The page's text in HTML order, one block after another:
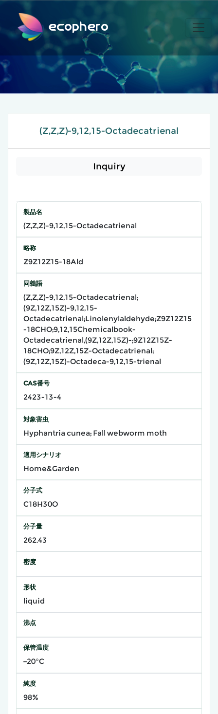
ecophero
(Z,Z,Z)-9,12,15-Octadecatrienal
Inquiry
製品名
(Z,Z,Z)-9,12,15-Octadecatrienal
略称
Z9Z12Z15-18Ald
同義語
(Z,Z,Z)-9,12,15-Octadecatrienal;
(9Z,12Z,15Z)-9,12,15-
Octadecatrienal;Linolenylaldehyde;Z9Z12Z15
-18CHO;9,12,15Chemicalbook-
Octadecatrienal,(9Z,12Z,15Z)-;9Z12Z15Z-
18CHO;9Z,12Z,15Z-Octadecatrienal;
(9Z,12Z,15Z)-Octadeca-9,12,15-trienal
CAS番号
2423-13-4
対象害虫
Hyphantria cunea; Fall webworm moth
適用シナリオ
Home&Garden
分子式
C18H30O
分子量
262.43
密度
形状
liquid
沸点
保管温度
−20°C
純度
98%